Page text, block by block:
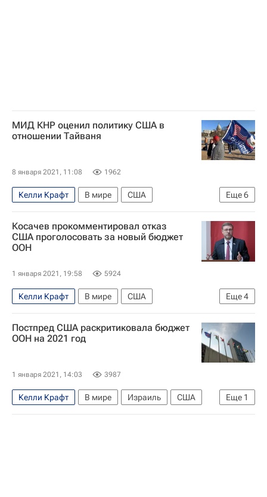
МИД КНР оценил политику США в
отношении Тайваня
8 января 2021, 11:08 1962
Еще6
Келли Крафт В мире
США
Вашингтон (город)
ООН
Тайвань
МИД КНР
Гоминьдан Хуа Чуньин
Косачев прокомментировал отказ
США проголосовать за новый бюджет
ООН
1 января 2021, 19:58 5924
Еще4
Келли Крафт В мире
США
Вашингтон (город)
ООН
ЮАР
Константин Косачев
Постпред США раскритиковала бюджет
ООН на 2021 год
1 января 2021, 14:03 3987
Еще 1
Келли Крафт В мире Израиль
США
ООН